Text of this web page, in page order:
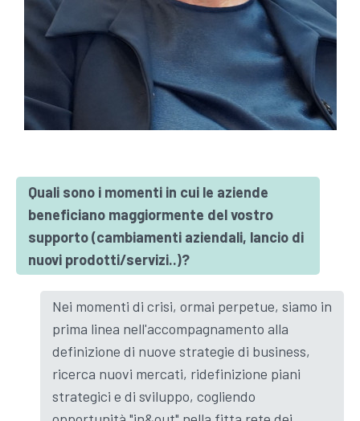
Quali sono i momenti in cui le aziende
beneficiano maggiormente del vostro
supporto (cambiamenti aziendali, lancio di
nuovi prodotti/servizi..)?
Nei momenti di crisi, ormai perpetue, siamo in
prima linea nell'accompagnamento alla
definizione di nuove strategie di business,
ricerca nuovi mercati, ridefinizione piani
strategici e di sviluppo, cogliendo